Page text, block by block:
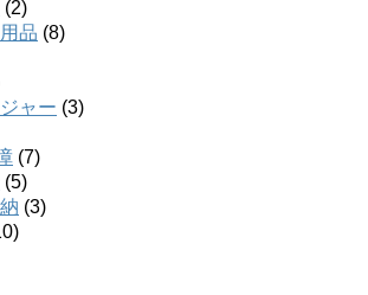
(2)
品 (8)
ャー (3)
(7)
(5)
(3)